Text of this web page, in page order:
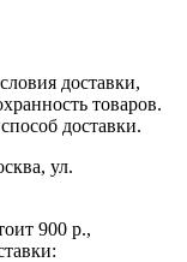
доставки,
товаров.
доставки.
ул.
900 р.,